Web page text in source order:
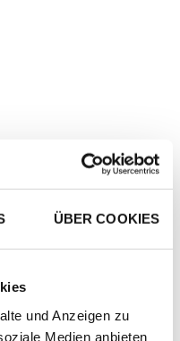
ÜBER COOKIES
und Anzeigen zu
Medien anbieten